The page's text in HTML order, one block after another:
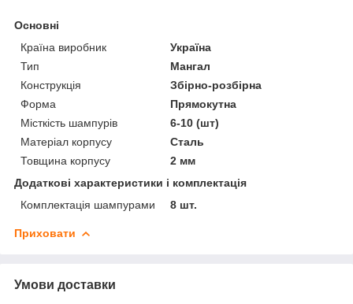
Основні
Країна виробник
Україна
Тип
Мангал
Конструкція
Збірно-розбірна
Форма
Прямокутна
Місткість шампурів
6-10 (шт)
Матеріал корпусу
Сталь
Товщина корпусу
2 мм
Додаткові характеристики і комплектація
Комплектація шампурами
8 шт.
Приховати
Умови доставки